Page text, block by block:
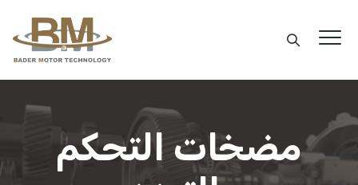
مضخات التحكم